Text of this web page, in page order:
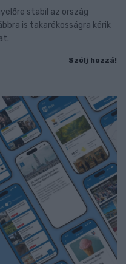
stabil az ország
is takarékosságra kérik
Szólj hozzá!